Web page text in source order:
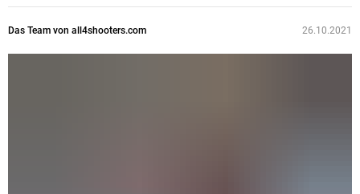
Das Team von all4shooters.com 26.10.2021